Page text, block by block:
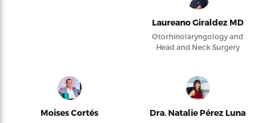
Laureano Giraldez MD
Otorhinolaryngology and
Head and Neck Surgery
Moises Cortés Dra. Natalie Pérez Luna